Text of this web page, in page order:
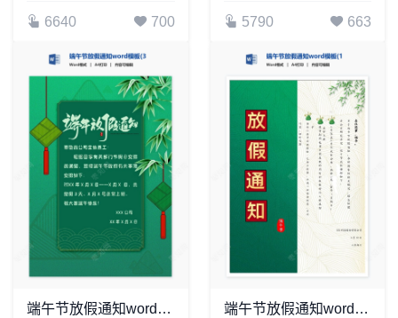
6640 700 5790 663
端午节放假通知word模板(3) 端午节放假通知word模板(14)